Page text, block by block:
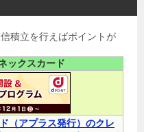
積立を行えばポイントが
ックスカード
（アプラス発行）のクレ